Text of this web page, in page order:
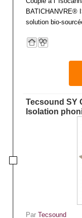
BATICHANVRE®
solution bio-
Tecsound SY
Isolation
Par Tecsound